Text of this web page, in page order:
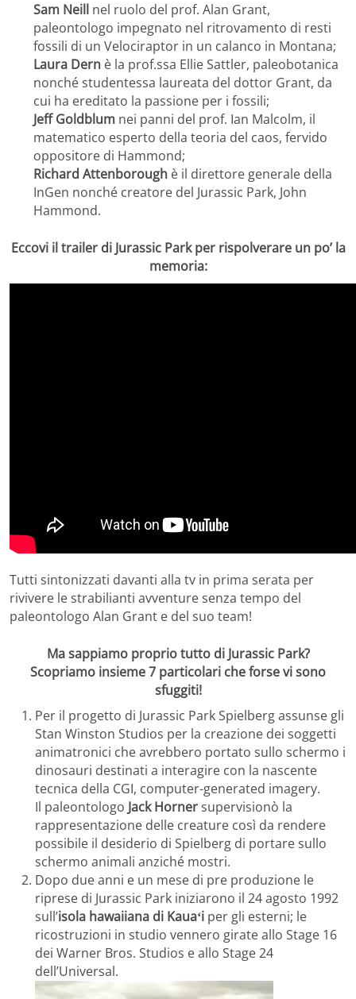
Sam Neill nel ruolo del prof. Alan Grant,
paleontologo impegnato nel ritrovamento di resti
fossili di un Velociraptor in un calanco in Montana;
Laura Dern è la prof.ssa Ellie Sattler, paleobotanica
nonché studentessa laureata del dottor Grant, da
cui ha ereditato la passione per i fossili;
Jeff Goldblum nei panni del prof. Ian Malcolm, il
matematico esperto della teoria del caos, fervido
oppositore di Hammond;
Richard Attenborough è il direttore generale della
InGen nonché creatore del Jurassic Park, John
Hammond.
Eccovi il trailer di Jurassic Park per rispolverare un po’ la
memoria:
Tutti sintonizzati davanti alla tv in prima serata per
rivivere le strabilianti avventure senza tempo del
paleontologo Alan Grant e del suo team!
Ma sappiamo proprio tutto di Jurassic Park?
Scopriamo insieme 7 particolari che forse vi sono
sfuggiti!
Per il progetto di Jurassic Park Spielberg assunse gli
Stan Winston Studios per la creazione dei soggetti
animatronici che avrebbero portato sullo schermo i
dinosauri destinati a interagire con la nascente
tecnica della CGI, computer-generated imagery.
Il paleontologo Jack Hornersupervisionò la
rappresentazione delle creature così da rendere
possibile il desiderio di Spielberg di portare sullo
schermo animali anziché mostri.
Dopo due anni e un mese di pre produzione le
riprese di Jurassic Park iniziarono il 24 agosto 1992
sull’isola hawaiiana di Kauaʻi per gli esterni; le
ricostruzioni in studio vennero girate allo Stage 16
dei Warner Bros. Studios e allo Stage 24
dell’Universal.